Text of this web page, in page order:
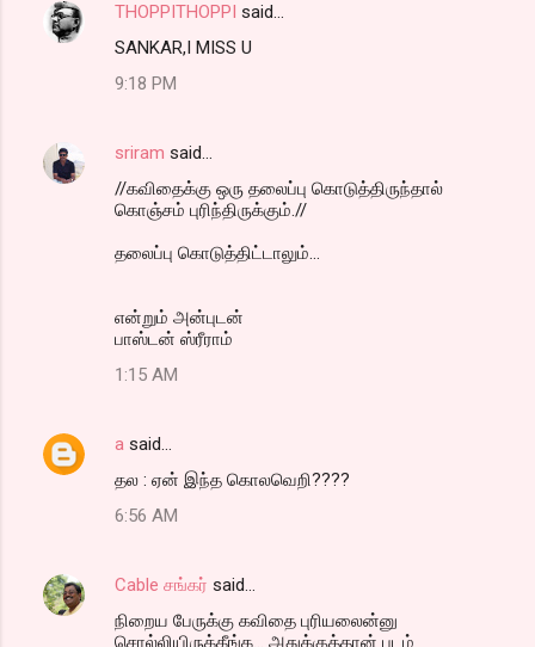
THOPPITHOPPI said…
SANKAR,I MISS U
9:18 PM
sriram said…
//கவிதைக்கு ஒரு தலைப்பு கொடுத்திருந்தால்
கொஞ்சம் புரிந்திருக்கும்.//
தலைப்பு கொடுத்திட்டாலும்...
என்றும் அன்புடன்
பாஸ்டன் ஸ்ரீராம்
1:15 AM
a said…
தல : ஏன் இந்த கொலவெறி????
6:56 AM
Cable சங்கர் said…
நிறைய பேருக்கு கவிதை புரியலைன்னு
சொல்லியிருக்கீங்க... அதுக்குத்தான் படம்